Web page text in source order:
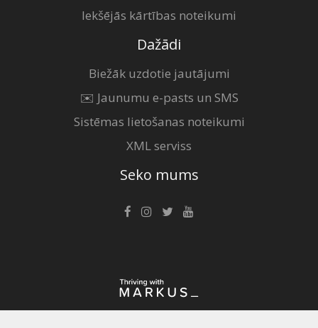
Iekšējās kārtības noteikumi
Dažādi
Biežāk uzdotie jautājumi
✉️ Jaunumu e-pasts un SMS
Sistēmas lietošanas noteikumi
XML serviss
Seko mums